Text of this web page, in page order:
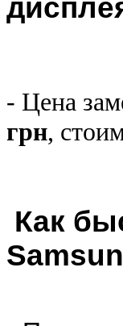
- Цена
грн,
Как